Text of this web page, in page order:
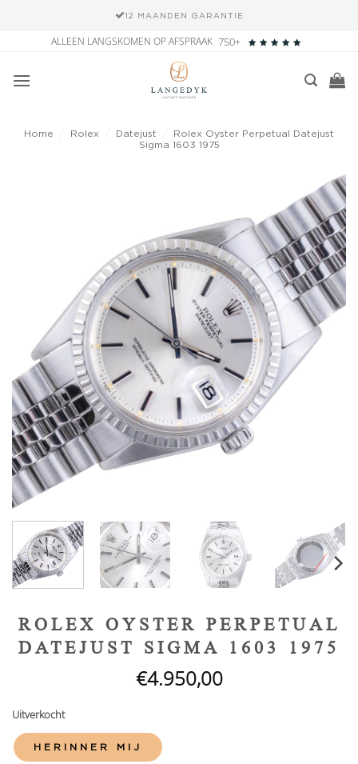
12 MAANDEN GARANTIE
inhoud
ALLEEN LANGSKOMEN OP AFSPRAAK 750+
Home Rolex Datejust
Rolex Oyster Perpetual Datejust
Sigma 1603 1975
Add to
wishlist
ROLEX OYSTER PERPETUAL
DATEJUST SIGMA 1603 1975
€4.950,00
Uitverkocht
HERINNER MIJ